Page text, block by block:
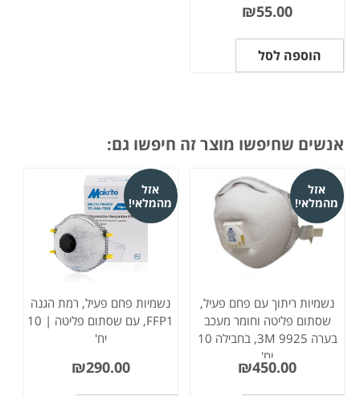
₪55.00
הוספה לסל
אנשים שחיפשו מוצר זה חיפשו גם:
אזל
מהמלאי!
נשמיות ריתוך עם פחם פעיל,
שסתום פליטה וחומר מעכב
בערה 3M 9925, בחבילה 10
יח'
₪450.00
אזל
מהמלאי!
נשמיות פחם פעיל, רמת הגנה
FFP1, עם שסתום פליטה | 10
יח'
₪290.00